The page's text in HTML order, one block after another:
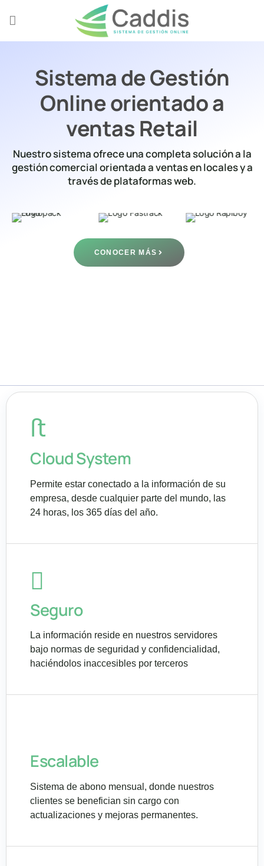
Sistema de Gestión
Online orientado a
ventas Retail
Nuestro sistema ofrece una completa solución a la
gestión comercial orientada a ventas en locales y a
través de plataformas web.
CONOCER MÁS
Cloud System
Permite estar conectado a la información de su
empresa, desde cualquier parte del mundo, las
24 horas, los 365 días del año.
Seguro
La información reside en nuestros servidores
bajo normas de seguridad y confidencialidad,
haciéndolos inaccesibles por terceros
Escalable
Sistema de abono mensual, donde nuestros
clientes se benefician sin cargo con
actualizaciones y mejoras permanentes.